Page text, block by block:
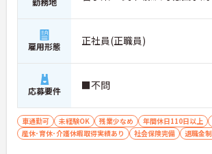
のＯＪＴ研修を実施し、ｅラーニングを用いた学
の機会も提供されます
・施設内には看護師が24時間常駐しており、急
の対応や専門的な医療処置は看護師が担当するた
負担が減ります
・介護スタッフと看護スタッフの比率が1対1で相
しやすく、初任者研修や実務者研修からでも着
専門性を高められます
＜残業月7時間以下で身体の負担を軽減！＞
雇用形態 正社員(正職員)
応募要件 ■不問
車通勤可 未経験OK 残業少なめ 年間休日110日以上
産休･育休･介護休暇取得実績あり
社会保険完備 退職金